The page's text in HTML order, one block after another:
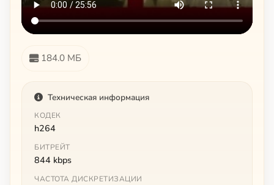
184.0 МБ
Техническая информация
КОДЕК
h264
БИТРЕЙТ
844 kbps
ЧАСТОТА ДИСКРЕТИЗАЦИИ